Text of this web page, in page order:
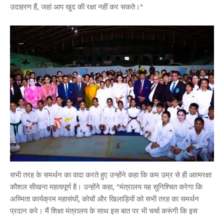
उदाहरण हैं, जहां आप खुद की रक्षा नहीं कर सकते।"
सभी तरह के समर्थन का वादा करते हुए उन्होंने कहा कि कम उम्र से ही आत्मरक्षा
कौशल सीखना महत्वपूर्ण है। उन्होंने कहा, "मंत्रालय यह सुनिश्चित करेगा कि
अस्मिता कार्यक्रम महासंघों, कोचों और खिलाड़ियों को सभी तरह का समर्थन
प्रदान करे। मैं शिक्षा मंत्रालय के साथ इस बात पर भी चर्चा करूंगी कि इस